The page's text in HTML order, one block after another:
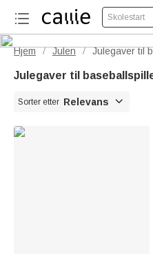
Skolestart
Hjem / Julen / Julegaver til
Julegaver til
Sorter etter Relevans 